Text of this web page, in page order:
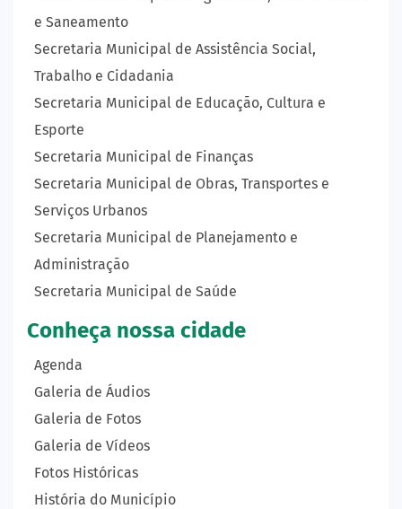
e Saneamento
Secretaria Municipal de Assistência Social,
Trabalho e Cidadania
Secretaria Municipal de Educação, Cultura e
Esporte
Secretaria Municipal de Finanças
Secretaria Municipal de Obras, Transportes e
Serviços Urbanos
Secretaria Municipal de Planejamento e
Administração
Secretaria Municipal de Saúde
Conheça nossa cidade
Agenda
Galeria de Áudios
Galeria de Fotos
Galeria de Vídeos
Fotos Históricas
História do Município